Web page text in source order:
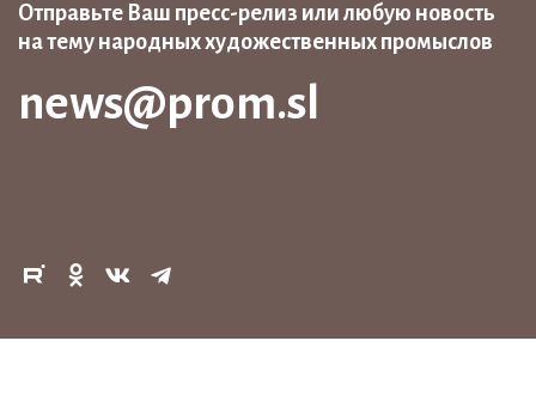
Отправьте Ваш пресс-релиз или любую новость
на тему народных художественных промыслов
news@prom.sl